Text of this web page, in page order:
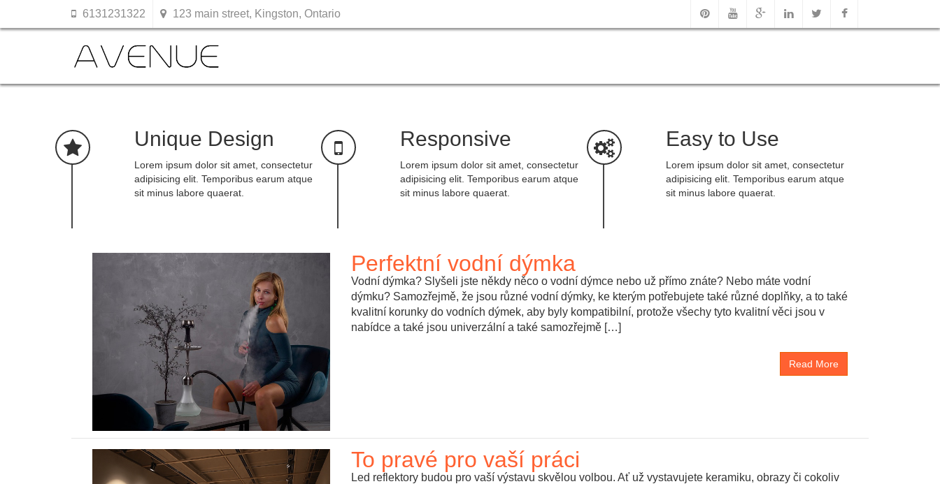
6131231322 123 main street, Kingston, Ontario
Skip
Unique Design
Lorem ipsum dolor sit amet, consectetur
adipisicing elit. Temporibus earum atque
sit minus labore quaerat.
Responsive
Lorem ipsum dolor sit amet, consectetur
adipisicing elit. Temporibus earum atque
sit minus labore quaerat.
Easy to Use
Lorem ipsum dolor sit amet, consectetur
adipisicing elit. Temporibus earum atque
sit minus labore quaerat.
Perfektní vodní dýmka
Vodní dýmka? Slyšeli jste někdy něco o vodní dýmce nebo už přímo znáte? Nebo máte vodní
dýmku? Samozřejmě, že jsou různé vodní dýmky, ke kterým potřebujete také různé doplňky, a to také
kvalitní korunky do vodních dýmek, aby byly kompatibilní, protože všechy tyto kvalitní věci jsou v
nabídce a také jsou univerzální a také samozřejmě […]
Read More
To pravé pro vaší práci
Led reflektory budou pro vaší výstavu skvělou volbou. Ať už vystavujete keramiku, obrazy či cokoliv